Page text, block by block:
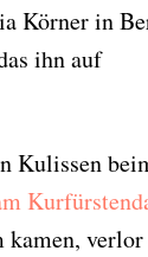
Körner in
ihn auf
Kulissen
verlor